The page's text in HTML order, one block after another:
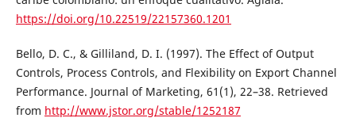
https://doi.org/10.22519/22157360.1201
Bello, D. C., & Gilliland, D. I. (1997). The Effect of Output
Controls, Process Controls, and Flexibility on Export Channel
Performance. Journal of Marketing, 61(1), 22–38. Retrieved
from http://www.jstor.org/stable/1252187